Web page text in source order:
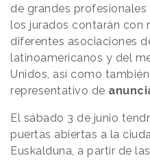
de grandes
los jurados contarán con
diferentes asociaciones
latinoamericanos y del
Unidos, así como
representativo de
El sábado 3 de junio
puertas abiertas a la
Euskalduna, a partir de